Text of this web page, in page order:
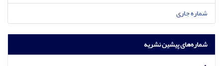
شماره جاری
شماره‌های پیشین نشریه